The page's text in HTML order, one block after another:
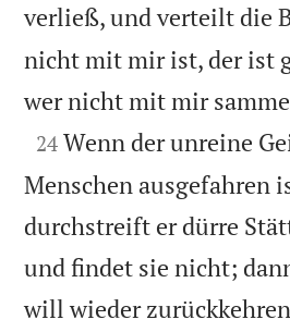
verließ, und verteilt die
nicht mit mir ist, der ist
wer nicht mit mir

24 Wenn der unreine
Menschen ausgefahren
durchstreift er dürre
und findet sie nicht;
will wieder